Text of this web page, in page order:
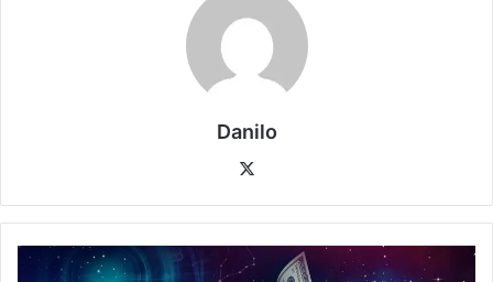
Danilo